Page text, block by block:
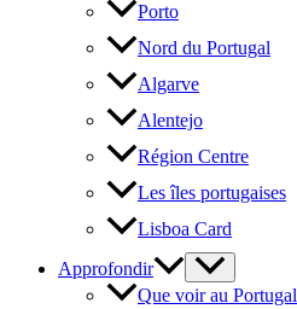
Porto
Nord du Portugal
Algarve
Alentejo
Région Centre
Les îles portugaises
Lisboa Card
Approfondir
Que voir au Portugal